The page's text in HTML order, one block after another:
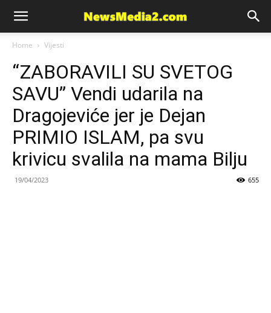
News
Media
Home Vijesti
“ZABORAVILI SU SVETOG
SAVU” Vendi udarila na
Dragojeviće jer je Dejan
PRIMIO ISLAM, pa svu
krivicu svalila na mama Bilju
19/04/2023 655